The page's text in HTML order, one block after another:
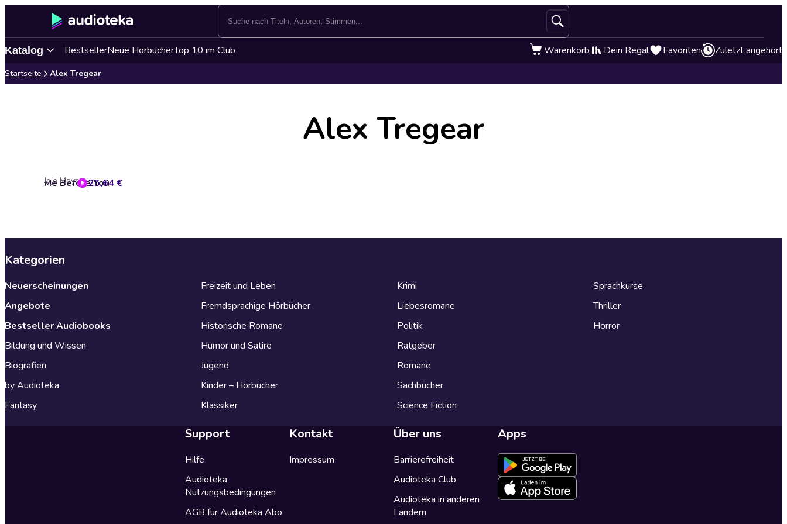
Katalog BestsellerNeue HörbücherTop 10 im Club Warenkorb Dein Regal Favoriten Zuletzt angehört
Startseite Alex Tregear
Alex Tregear
Me Before You
Jojo Moyes 25,64 €
Kategorien
Neuerscheinungen
Angebote
Bestseller Audiobooks
Bildung und Wissen
Biografien
by Audioteka
Fantasy
Freizeit und Leben
Fremdsprachige Hörbücher
Historische Romane
Humor und Satire
Jugend
Kinder – Hörbücher
Klassiker
Krimi
Liebesromane
Politik
Ratgeber
Romane
Sachbücher
Science Fiction
Sprachkurse
Thriller
Horror
Support
Hilfe
Audioteka
Nutzungsbedingungen
AGB für Audioteka Abo
Kontakt
Impressum
Über uns
Barrierefreiheit
Audioteka Club
Audioteka in anderen
Ländern
Apps